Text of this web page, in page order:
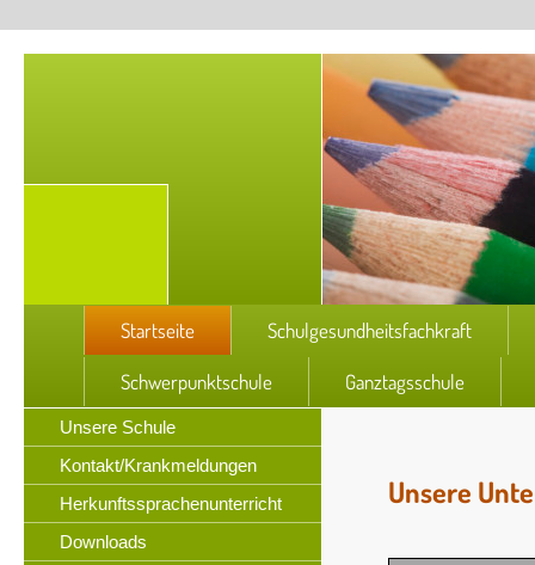
Startseite Schulgesundheitsfachkraft
Schwerpunktschule Ganztagsschule
Unsere Schule
Kontakt/Krankmeldungen
Herkunftssprachenunterricht
Downloads
Unsere